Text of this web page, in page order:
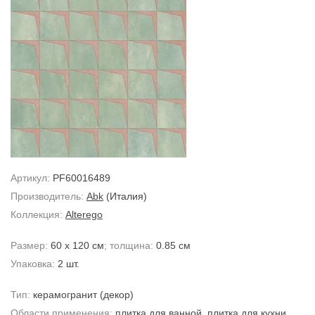
Артикул: PF60016489
Производитель: Abk (Италия)
Коллекция: Alterego
Размер: 60 x 120 см; толщина: 0.85 см
Упаковка: 2 шт.
Тип: керамогранит (декор)